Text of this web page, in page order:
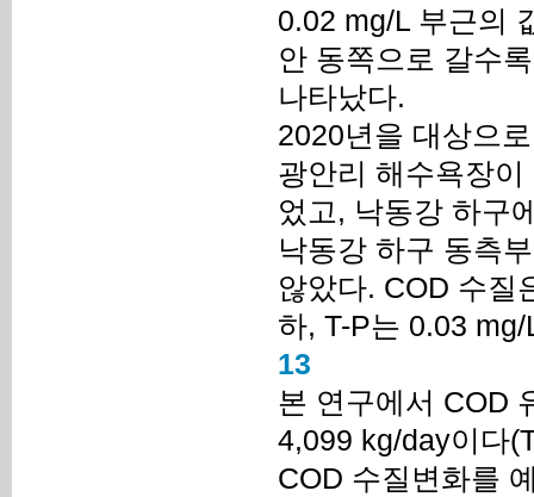
0.02 mg/L 부근의
안 동쪽으로 갈수
나타났다.
2020년을 대상으
광안리 해수욕장
었고, 낙동강 하구
낙동강 하구 동측
않았다. COD 수질
하, T-P는 0.03
13
본 연구에서 COD
4,099 kg/day이다
COD 수질변화를